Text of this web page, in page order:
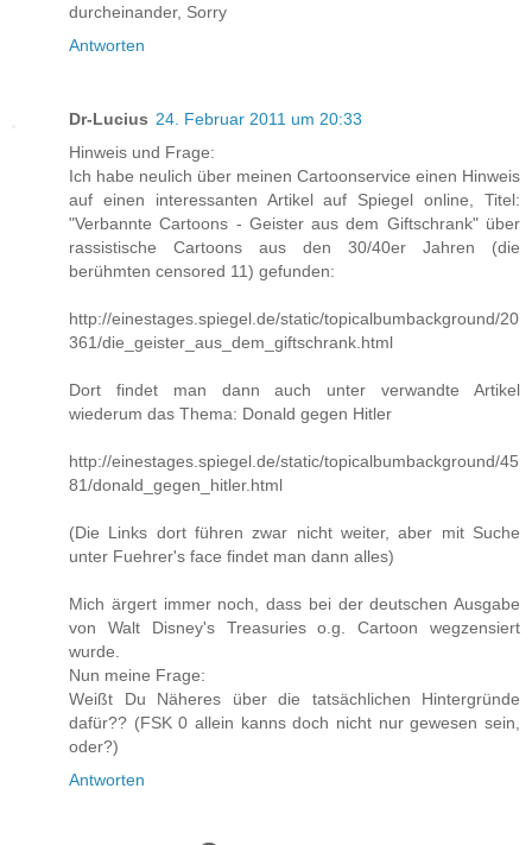
durcheinander, Sorry
Antworten
Dr-Lucius 24. Februar 2011 um 20:33
Hinweis und Frage:
Ich habe neulich über meinen Cartoonservice einen Hinweis
auf einen interessanten Artikel auf Spiegel online, Titel:
"Verbannte Cartoons - Geister aus dem Giftschrank" über
rassistische Cartoons aus den 30/40er Jahren (die
berühmten censored 11) gefunden:
http://einestages.spiegel.de/static/topicalbumbackground/20
361/die_geister_aus_dem_giftschrank.html
Dort findet man dann auch unter verwandte Artikel
wiederum das Thema: Donald gegen Hitler
http://einestages.spiegel.de/static/topicalbumbackground/45
81/donald_gegen_hitler.html
(Die Links dort führen zwar nicht weiter, aber mit Suche
unter Fuehrer's face findet man dann alles)
Mich ärgert immer noch, dass bei der deutschen Ausgabe
von Walt Disney's Treasuries o.g. Cartoon wegzensiert
wurde.
Nun meine Frage:
Weißt Du Näheres über die tatsächlichen Hintergründe
dafür?? (FSK 0 allein kanns doch nicht nur gewesen sein,
oder?)
Antworten